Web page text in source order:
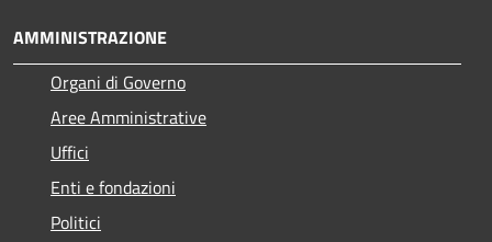
AMMINISTRAZIONE
Organi di Governo
Aree Amministrative
Uffici
Enti e fondazioni
Politici